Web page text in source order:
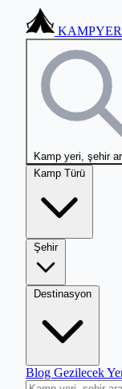
Kamp yeri, şehir
Kamp Türü
Şehir
Destinasyon
Blog Gezilecek